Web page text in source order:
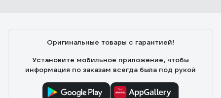
Оригинальные товары с гарантией!
Установите мобильное приложение, чтобы
информация по заказам всегда была под рукой